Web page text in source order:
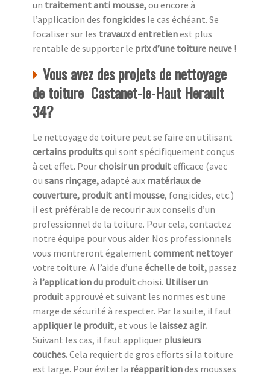
un traitement anti mousse,ou encore à
l’application des fongicides le cas échéant. Se
focaliser sur les travaux d entretienest plus
rentable de supporter le prix d’une toiture neuve !
Vous avez des projets de nettoyage
de toiture Castanet-le-Haut Herault
34?
Le nettoyage de toiture peut se faire en utilisant
certains produitsqui sont spécifiquement conçus
à cet effet. Pourchoisir un produitefficace (avec
ou sans rinçage,adapté aux matériaux de
couverture, produit anti mousse, fongicides, etc.)
il est préférable de recourir aux conseils d’un
professionnel de la toiture. Pour cela, contactez
notre équipe pour vous aider. Nos professionnels
vous montreront également comment nettoyer
votre toiture. A l’aide d’une échelle de toit, passez
à l’application du produitchoisi. Utiliser un
produitapprouvé et suivant les normes est une
marge de sécurité à respecter. Par la suite, il faut
appliquer le produit,et vous le laissez agir.
Suivant les cas, il faut appliquer plusieurs
couches.Cela requiert de gros efforts si la toiture
est large. Pour éviter la réapparitiondes mousses